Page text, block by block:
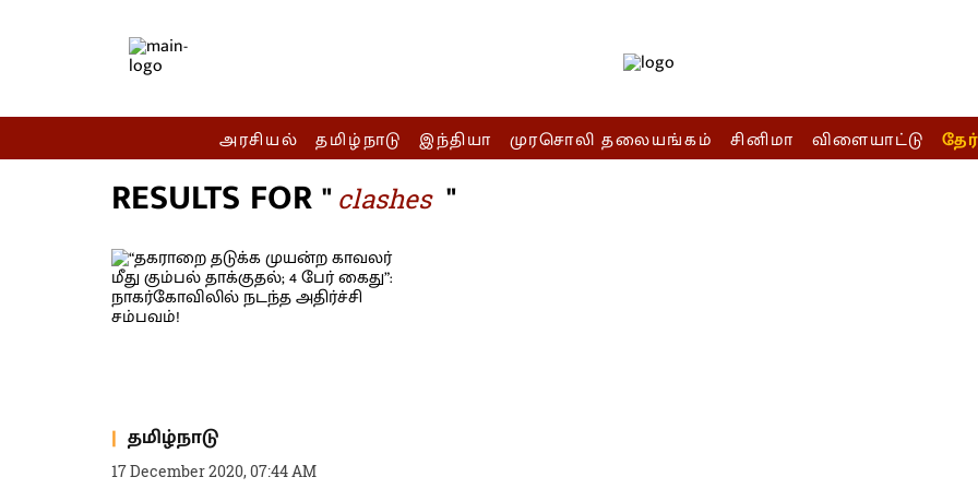
அரசியல் தமிழ்நாடு இந்தியா முரசொலி தலையங்கம் சினிமா விளையாட்டு
RESULTS FOR " clashes "
தமிழ்நாடு
17 December 2020, 07:44 AM